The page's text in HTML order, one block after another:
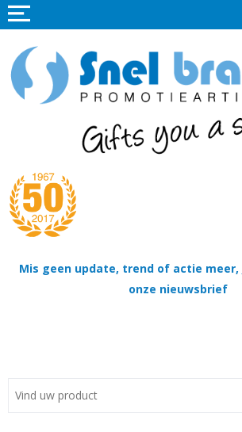
Mis geen update, trend of actie meer,
onze nieuwsbrief
Home
Promotieartikelen
Tassen
Thema's
Contact